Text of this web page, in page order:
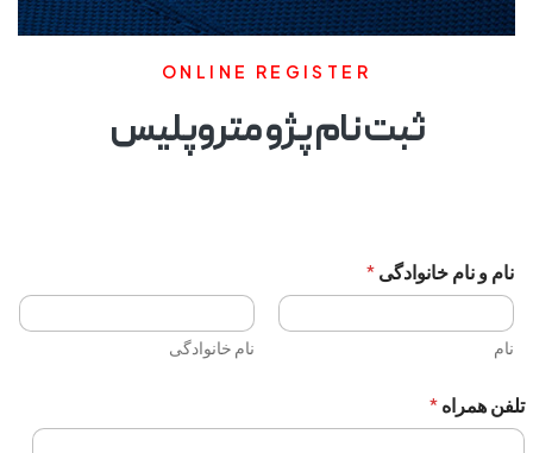
ONLINE REGISTER
ثبت نام پژو متروپلیس
نام و نام خانوادگی*
نام نام خانوادگی
تلفن همراه*